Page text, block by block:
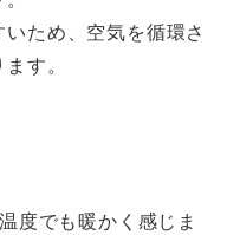
ため、空気を循環さ
す。
度でも暖かく感じま